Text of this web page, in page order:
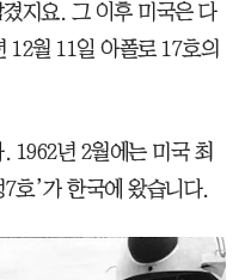
지요. 그 이후 미국은 다
12월 11일 아폴로 17호의
1962년 2월에는 미국 최
호’가 한국에 왔습니다.